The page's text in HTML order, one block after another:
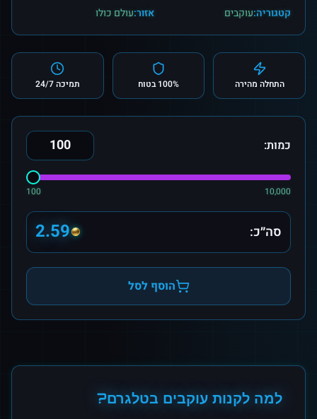
קטגוריה:עוקבים אזור:עולם כולו
התחלה מהירה 100% בטוח תמיכה 24/7
כמות:
100 10,000
סה״כ: 2.59
הוסף לסל
למה לקנות עוקבים בטלגרם?